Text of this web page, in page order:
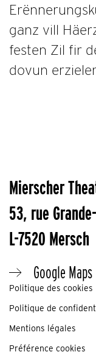
ganz vill
festen Zil fir
dovun
Mierscher
53, rue
L-7520 Mersch
Google Maps
Politique des cookies
Politique de
Mentions légales
Préférence cookies